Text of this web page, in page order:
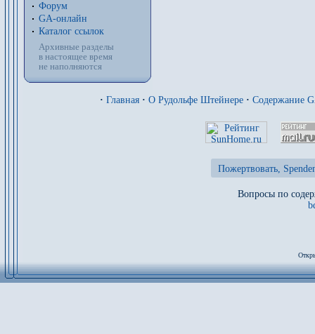
Форум
GA-онлайн
Каталог ссылок
Архивные разделы
в настоящее время
не наполняются
· Главная · О Рудольфе Штейнере · Содержание
Пожертвовать,
Вопросы по